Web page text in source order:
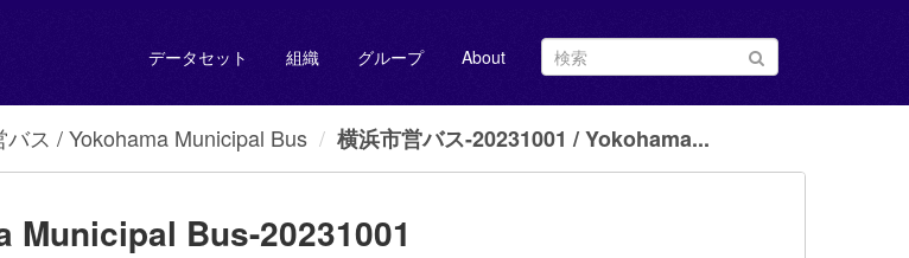
データセット 組織 グループ About
バス / Yokohama Municipal Bus 横浜市営バス-20231001 / Yokohama...
Municipal Bus-20231001